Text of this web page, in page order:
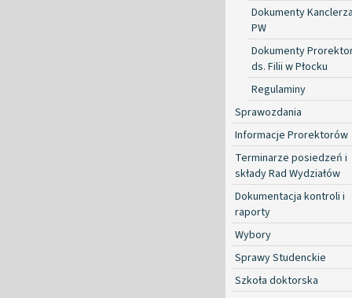
Dokumenty
PW
Dokumenty
ds. Filii w Płocku
Regulaminy
Sprawozdania
Informacje Prorektorów
Terminarze posiedzeń i
składy Rad Wydziałów
Dokumentacja kontroli i
raporty
Wybory
Sprawy Studenckie
Szkoła doktorska